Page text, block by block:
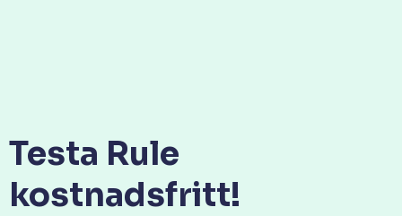
Testa Rule
kostnadsfritt!